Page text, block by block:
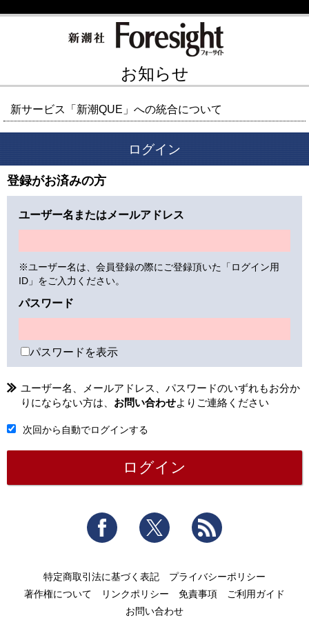
お知らせ
新サービス「新潮QUE」への統合について
ログイン
登録がお済みの方
ユーザー名またはメールアドレス
※ユーザー名は、会員登録の際にご登録頂いた「ログイン用
ID」をご入力ください。
パスワード
パスワードを表示
ユーザー名、メールアドレス、パスワードのいずれもお分か
りにならない方は、 お問い合わせよりご連絡ください
次回から自動でログインする
Facebook Twitter
特定商取引法に基づく表記
プライバシーポリシー
著作権について
リンクポリシー 免責事項
ご利用ガイド
お問い合わせ